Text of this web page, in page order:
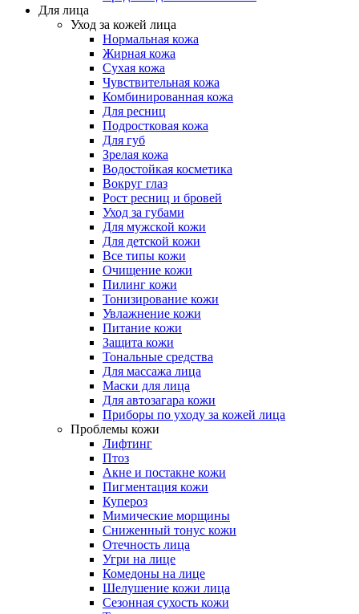
Для лица
Уход за кожей лица
Нормальная кожа
Жирная кожа
Сухая кожа
Чувствительная кожа
Комбинированная кожа
Для ресниц
Подростковая кожа
Для губ
Зрелая кожа
Водостойкая косметика
Вокруг глаз
Рост ресниц и бровей
Уход за губами
Для мужской кожи
Для детской кожи
Все типы кожи
Очищение кожи
Пилинг кожи
Тонизирование кожи
Увлажнение кожи
Питание кожи
Защита кожи
Тональные средства
Для массажа лица
Маски для лица
Для автозагара кожи
Приборы по уходу за кожей лица
Проблемы кожи
Лифтинг
Птоз
Акне и постакне кожи
Пигментация кожи
Купероз
Мимические морщины
Сниженный тонус кожи
Отечность лица
Угри на лице
Комедоны на лице
Шелушение кожи лица
Сезонная сухость кожи